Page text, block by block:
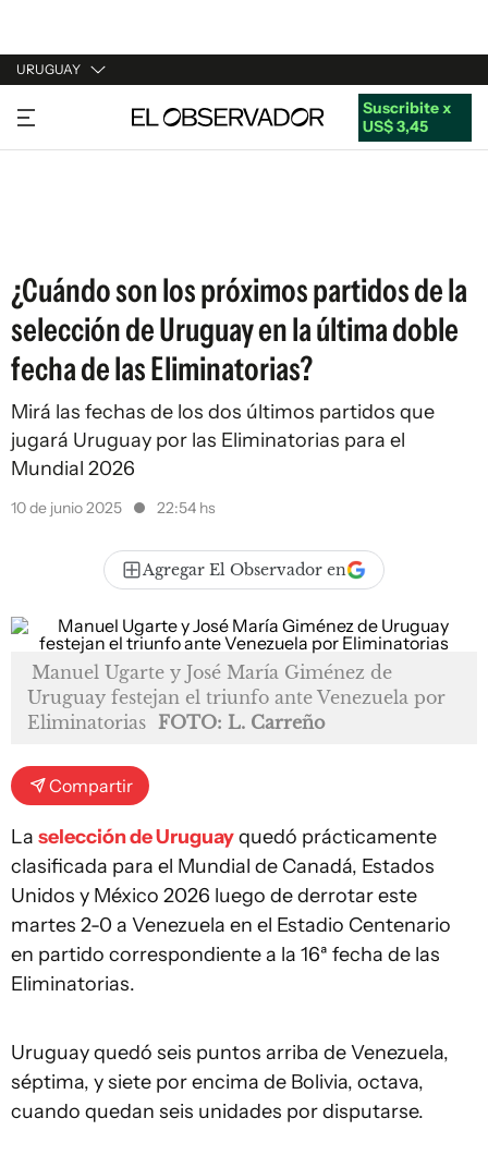
URUGUAY
URUGUAY
ARGENTINA
Suscribite x
US$ 3,45
¿Cuándo son los próximos partidos de la
selección de Uruguay en la última doble
fecha de las Eliminatorias?
Mirá las fechas de los dos últimos partidos que
jugará Uruguay por las Eliminatorias para el
Mundial 2026
10 de junio 2025 22:54 hs
Agregar El Observador en
Manuel Ugarte y José María Giménez de
Uruguay festejan el triunfo ante Venezuela por
Eliminatorias FOTO: L. Carreño
Compartir
La selección de Uruguayquedó prácticamente
clasificada para el Mundial de Canadá, Estados
Unidos y México 2026 luego de derrotar este
martes 2-0 a Venezuela en el Estadio Centenario
en partido correspondiente a la 16ª fecha de las
Eliminatorias.
Uruguay quedó seis puntos arriba de Venezuela,
séptima, y siete por encima de Bolivia, octava,
cuando quedan seis unidades por disputarse.